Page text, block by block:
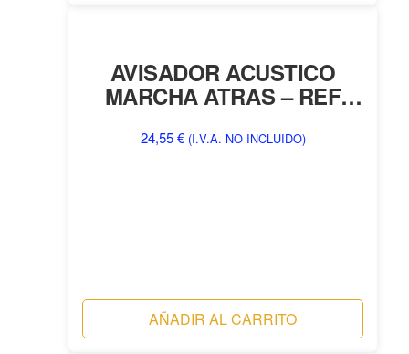
AVISADOR ACUSTICO
MARCHA ATRAS – REF
24,55€ (I.V.A. NO INCLUIDO)
AÑADIR AL CARRITO